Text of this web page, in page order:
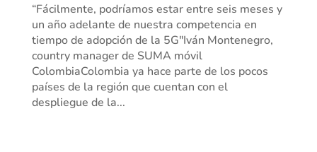
“Fácilmente, podríamos estar entre seis meses y
un año adelante de nuestra competencia en
tiempo de adopción de la 5G"Iván Montenegro,
country manager de SUMA móvil
ColombiaColombia ya hace parte de los pocos
países de la región que cuentan con el
despliegue de la...